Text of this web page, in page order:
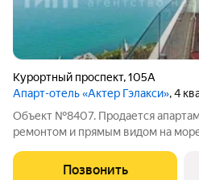
Курортный проспект,105А
Апарт-отель «Актер Гэлакси», 4
Объект №8407. Продается
ремонтом и прямым видом на
от моря, на Курортном проспекте.
Позвонить